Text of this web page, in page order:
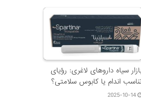
سیاه داروهای لاغری: رؤیای
اندام یا کابوس سلامتی؟
2025-10-14